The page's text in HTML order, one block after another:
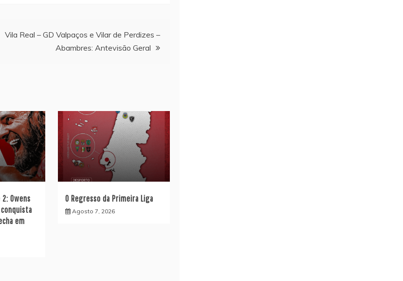
Vila Real – GD Valpaços e Vilar de Perdizes –
Abambres: Antevisão Geral
Owens
em
O Regresso da Primeira Liga
Agosto 7, 2026